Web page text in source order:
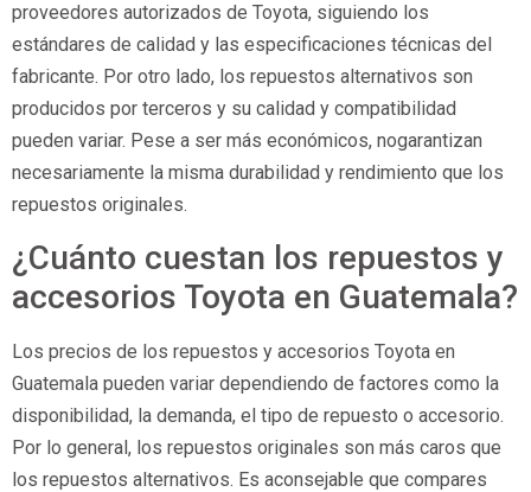
proveedores autorizados de Toyota, siguiendo los
estándares de calidad y las especificaciones técnicas del
fabricante. Por otro lado, los repuestos alternativos son
producidos por terceros y su calidad y compatibilidad
pueden variar. Pese a ser más económicos, nogarantizan
necesariamente la misma durabilidad y rendimiento que los
repuestos originales.
¿Cuánto cuestan los repuestos y
accesorios Toyota en Guatemala?
Los precios de los repuestos y accesorios Toyota en
Guatemala pueden variar dependiendo de factores como la
disponibilidad, la demanda, el tipo de repuesto o accesorio.
Por lo general, los repuestos originales son más caros que
los repuestos alternativos. Es aconsejable que compares